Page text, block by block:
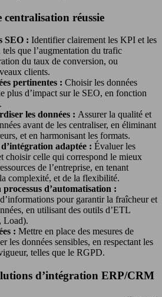
centralisation réussie
SEO : Identifier clairement les KPI et les
que l’augmentation du trafic
du taux de conversion, ou
clients.
pertinentes : Choisir les données
plus d’impact sur le SEO, en fonction
les données : Assurer la qualité et
avant de les centraliser, en éliminant
et en harmonisant les formats.
adaptée : Évaluer les
choisir celle qui correspond le mieux
de l’entreprise, en tenant
complexité, et de la flexibilité.
d’automatisation :
pour garantir la fraîcheur et
en utilisant des outils d’ETL
Load).
: Mettre en place des mesures de
les données sensibles, en respectant les
telles que le RGPD.
d’intégration ERP/CRM